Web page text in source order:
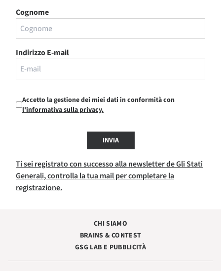
Cognome
Indirizzo E-mail
Accetto la gestione dei miei dati in conformità con
l'informativa sulla privacy.
INVIA
Ti sei registrato con successo alla newsletter de Gli Stati
Generali, controlla la tua mail per completare la
registrazione.
CHI SIAMO
BRAINS & CONTEST
GSG LAB E PUBBLICITÀ